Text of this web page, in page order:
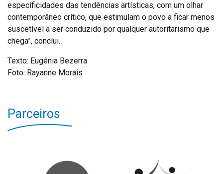
especificidades das tendências artísticas, com um olhar
contemporâneo crítico, que estimulam o povo a ficar menos
suscetível a ser conduzido por qualquer autoritarismo que
chega”, conclui.
Texto: Eugênia Bezerra
Foto: Rayanne Morais
Parceiros